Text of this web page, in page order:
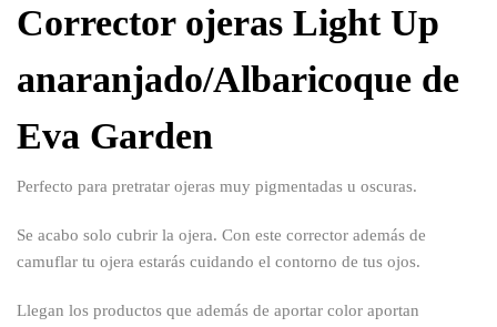
Corrector ojeras Light Up
anaranjado/Albaricoque de
Eva Garden
Perfecto para pretratar ojeras muy pigmentadas u oscuras.
Se acabo solo cubrir la ojera. Con este corrector además de
camuflar tu ojera estarás cuidando el contorno de tus ojos.
Llegan los productos que además de aportar color aportan